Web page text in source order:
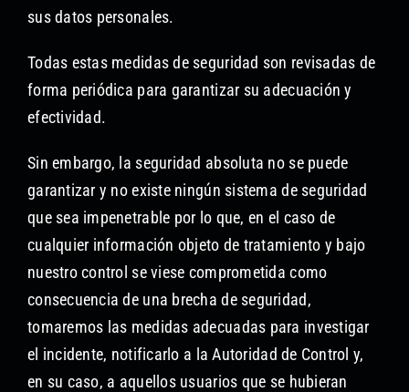
sus datos personales.
Todas estas medidas de seguridad son revisadas de
forma periódica para garantizar su adecuación y
efectividad.
Sin embargo, la seguridad absoluta no se puede
garantizar y no existe ningún sistema de seguridad
que sea impenetrable por lo que, en el caso de
cualquier información objeto de tratamiento y bajo
nuestro control se viese comprometida como
consecuencia de una brecha de seguridad,
tomaremos las medidas adecuadas para investigar
el incidente, notificarlo a la Autoridad de Control y,
en su caso, a aquellos usuarios que se hubieran